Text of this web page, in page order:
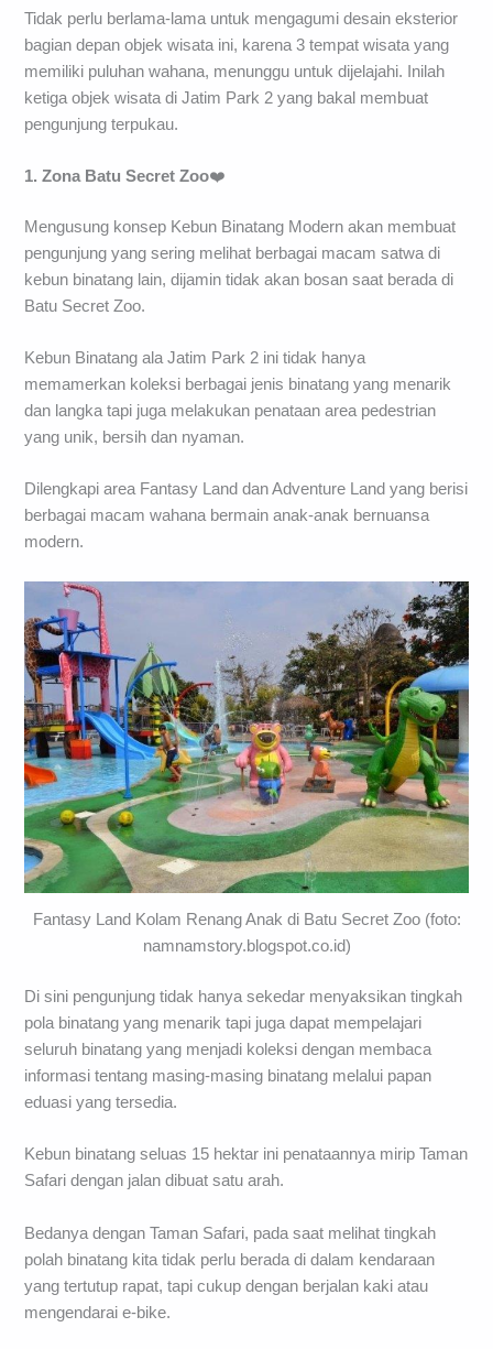
Tidak perlu berlama-lama untuk mengagumi desain eksterior
bagian depan objek wisata ini, karena 3 tempat wisata yang
memiliki puluhan wahana, menunggu untuk dijelajahi. Inilah
ketiga objek wisata di Jatim Park 2 yang bakal membuat
pengunjung terpukau.
1. Zona Batu Secret Zoo❤️
Mengusung konsep Kebun Binatang Modern akan membuat
pengunjung yang sering melihat berbagai macam satwa di
kebun binatang lain, dijamin tidak akan bosan saat berada di
Batu Secret Zoo.
Kebun Binatang ala Jatim Park 2 ini tidak hanya
memamerkan koleksi berbagai jenis binatang yang menarik
dan langka tapi juga melakukan penataan area pedestrian
yang unik, bersih dan nyaman.
Dilengkapi area Fantasy Land dan Adventure Land yang berisi
berbagai macam wahana bermain anak-anak bernuansa
modern.
Fantasy Land Kolam Renang Anak di Batu Secret Zoo (foto:
namnamstory.blogspot.co.id)
Di sini pengunjung tidak hanya sekedar menyaksikan tingkah
pola binatang yang menarik tapi juga dapat mempelajari
seluruh binatang yang menjadi koleksi dengan membaca
informasi tentang masing-masing binatang melalui papan
eduasi yang tersedia.
Kebun binatang seluas 15 hektar ini penataannya mirip Taman
Safari dengan jalan dibuat satu arah.
Bedanya dengan Taman Safari, pada saat melihat tingkah
polah binatang kita tidak perlu berada di dalam kendaraan
yang tertutup rapat, tapi cukup dengan berjalan kaki atau
mengendarai e-bike.